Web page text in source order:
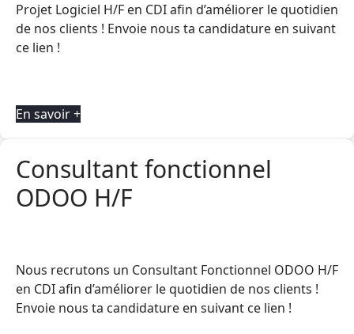
Projet Logiciel H/F en CDI afin d’améliorer le quotidien
de nos clients ! Envoie nous ta candidature en suivant
ce lien !
En savoir +
Consultant fonctionnel
ODOO H/F
Nous recrutons un Consultant Fonctionnel ODOO H/F
en CDI afin d’améliorer le quotidien de nos clients !
Envoie nous ta candidature en suivant ce lien !